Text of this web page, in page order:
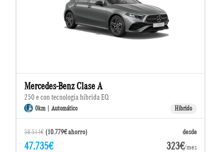
Mercedes-Benz Clase A
250 e con tecnología híbrida EQ
0km | Automático Híbrido
58.514€ (10.779€ ahorro) desde
47.735€ 323€/mes